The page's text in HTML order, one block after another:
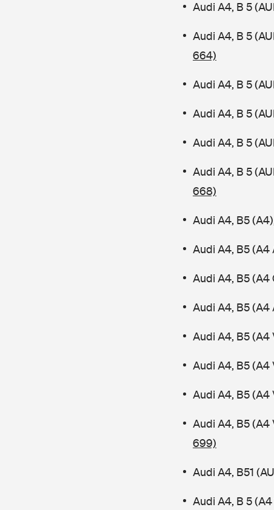
Audi A4, B 5
Audi A4, B 5
664)
Audi A4, B 5
Audi A4, B 5
Audi A4, B 5
Audi A4, B 5
668)
Audi A4, B5
Audi A4, B5 (A4
Audi A4, B5 (A4
Audi A4, B5 (A4
Audi A4, B5 (A4
Audi A4, B5 (A4
Audi A4, B5 (A4
Audi A4, B5 (A4
699)
Audi A4, B51
Audi A4, B 5